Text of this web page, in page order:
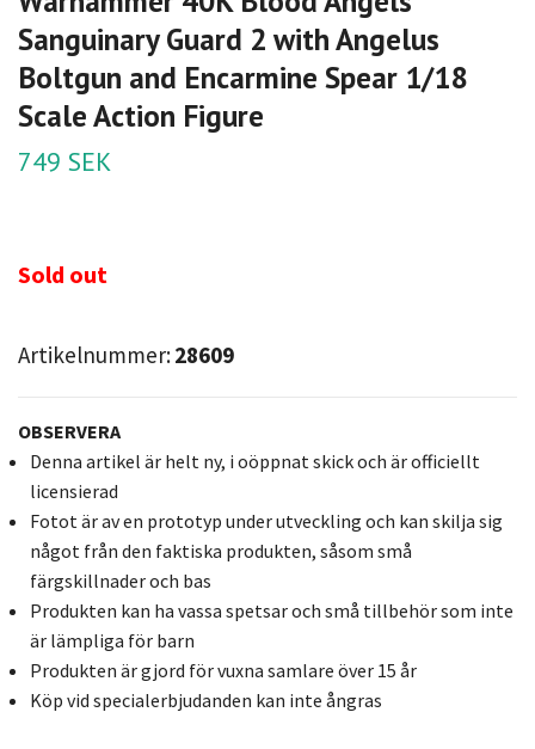
Sanguinary Guard 2 with Angelus
Boltgun and Encarmine Spear 1/18
Scale Action Figure
749 SEK
Sold out
Artikelnummer:28609
OBSERVERA
Denna artikel är helt ny, i oöppnat skick och är officiellt
licensierad
Fotot är av en prototyp under utveckling och kan skilja sig
något från den faktiska produkten, såsom små
färgskillnader och bas
Produkten kan ha vassa spetsar och små tillbehör som inte
är lämpliga för barn
Produkten är gjord för vuxna samlare över 15 år
Köp vid specialerbjudanden kan inte ångras